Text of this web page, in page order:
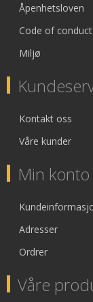
Åpenhetsloven
Code of
Miljø
Kontakt oss
Våre kunder
Min konto
Adresser
Ordrer
Våre